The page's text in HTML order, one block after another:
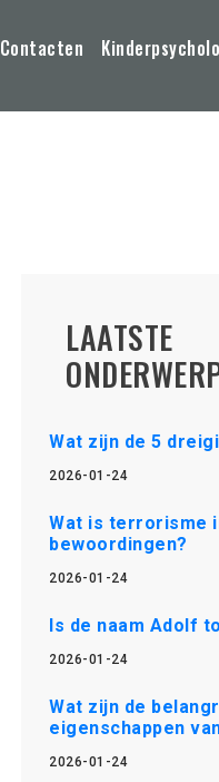
Contacten
LAATSTE
Wat zijn de 5
2026-01-24
Wat is terrorisme
bewoordingen?
2026-01-24
Is de naam Adolf
2026-01-24
Wat zijn de
eigenschappen
2026-01-24